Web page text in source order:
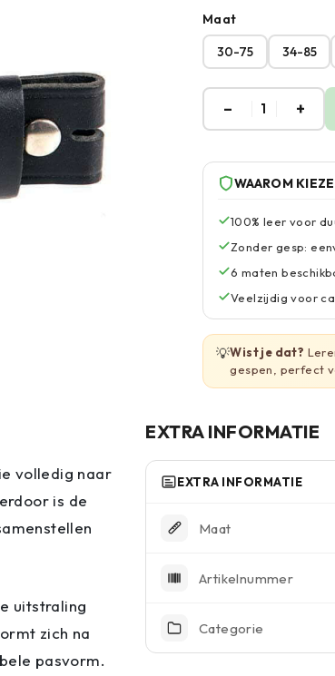
Maat
30-75
34-85
– 1 +
WAAROM
100% leer voor
Zonder gesp:
6 maten
Veelzijdig voor
💡Wist je dat?
gespen, perfect
volledig naar
is de
uitstraling
zich na
pasvorm.
EXTRA INFORMATIE
EXTRA INFORMATIE
Maat
Artikelnummer
Categorie